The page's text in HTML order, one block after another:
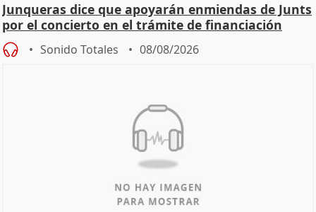
Junqueras dice que apoyarán enmiendas de Junts
por el concierto en el trámite de financiación
Sonido Totales 08/08/2026